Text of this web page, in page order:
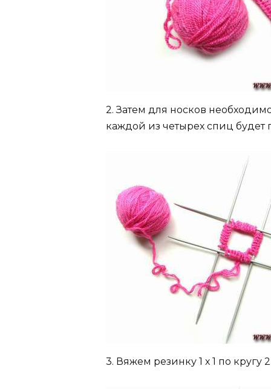
2. Затем для носков
каждой из четырех спиц будет
3. Вяжем резинку 1 х 1 по кругу